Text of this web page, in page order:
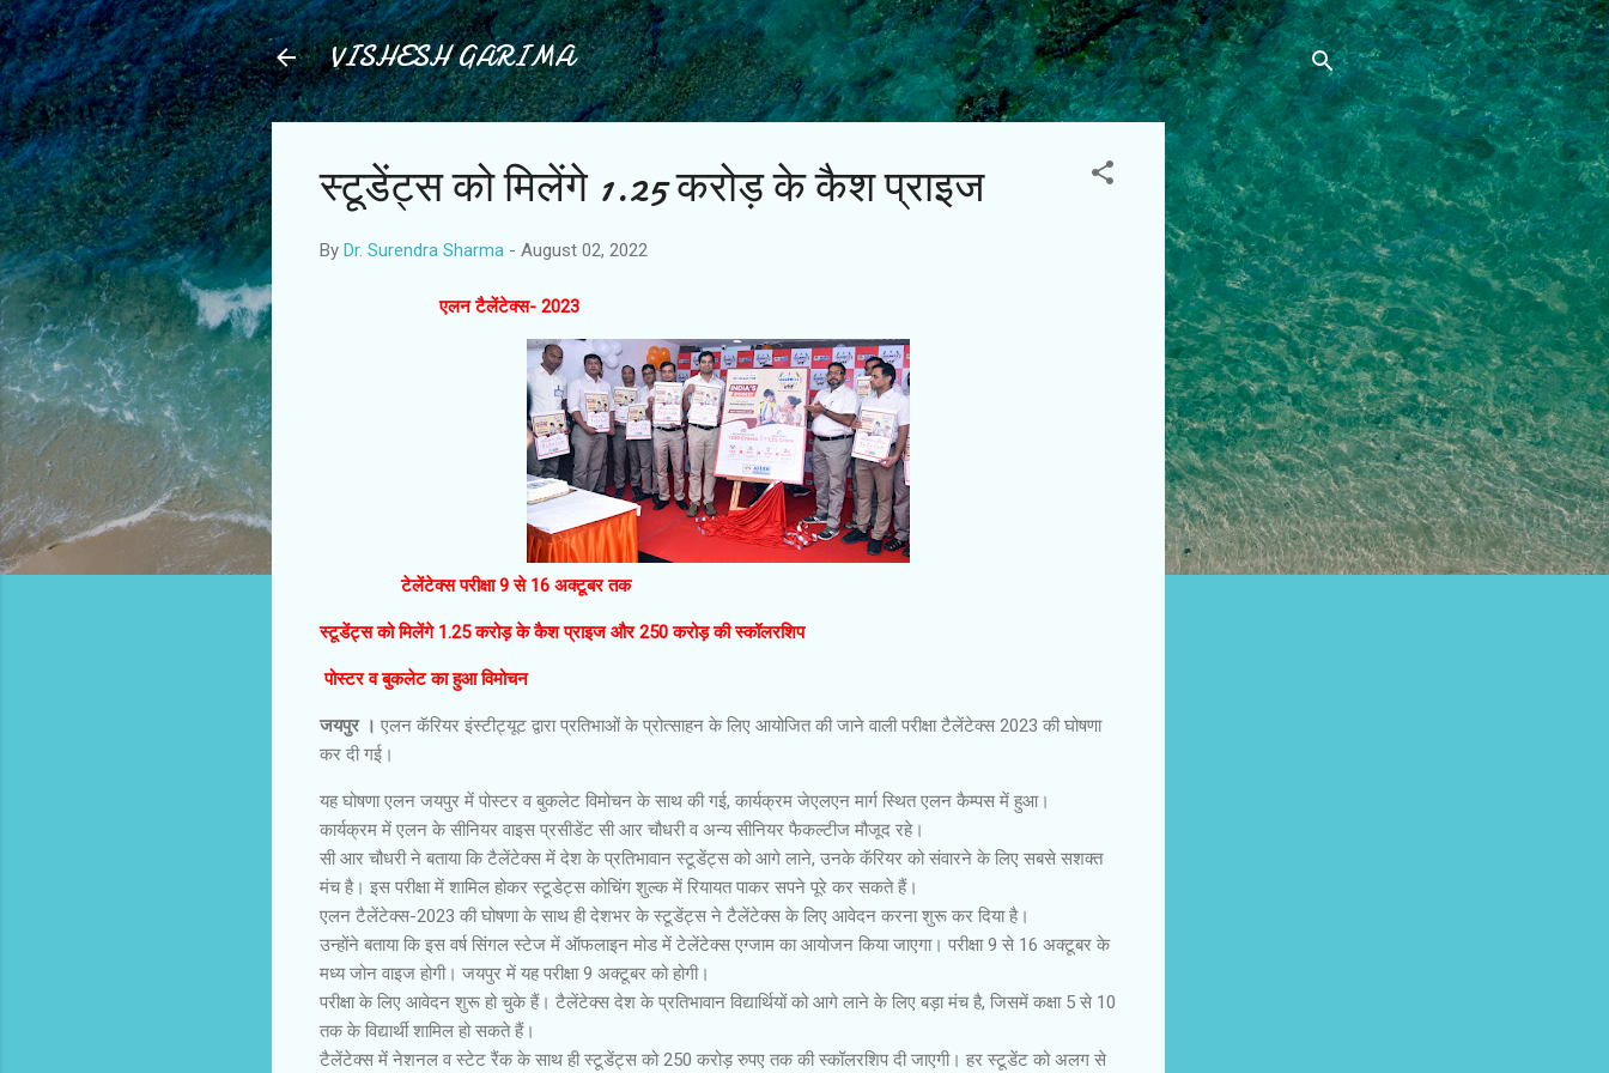
Skip to main content
VISHESH GARIMA
स्टूडेंट्स को मिलेंगे 1.25 करोड़ के कैश प्राइज
By Dr. Surendra Sharma - August 02, 2022
एलन टैलेंटेक्स- 2023
टेलेंटेक्स परीक्षा 9 से 16 अक्टूबर तक
स्टूडेंट्स को मिलेंगे 1.25 करोड़ के कैश प्राइज और 250 करोड़ की स्कॉलरशिप
पोस्टर व बुकलेट का हुआ विमोचन
जयपुर । एलन कॅरियर इंस्टीट्यूट द्वारा प्रतिभाओं के प्रोत्साहन के लिए आयोजित की जाने वाली परीक्षा टैलेंटेक्स 2023 की घोषणा
कर दी गई।
यह घोषणा एलन जयपुर में पोस्टर व बुकलेट विमोचन के साथ की गई, कार्यक्रम जेएलएन मार्ग स्थित एलन कैम्पस में हुआ।
कार्यक्रम में एलन के सीनियर वाइस प्रसीडेंट सी आर चौधरी व अन्य सीनियर फैकल्टीज मौजूद रहे।
सी आर चौधरी ने बताया कि टैलेंटेक्स में देश के प्रतिभावान स्टूडेंट्स को आगे लाने, उनके कॅरियर को संवारने के लिए सबसे सशक्त
मंच है। इस परीक्षा में शामिल होकर स्टूडेट्स कोचिंग शुल्क में रियायत पाकर सपने पूरे कर सकते हैं।
एलन टैलेंटेक्स-2023 की घोषणा के साथ ही देशभर के स्टूडेंट्स ने टैलेंटेक्स के लिए आवेदन करना शुरू कर दिया है।
उन्होंने बताया कि इस वर्ष सिंगल स्टेज में ऑफलाइन मोड में टेलेंटेक्स एग्जाम का आयोजन किया जाएगा। परीक्षा 9 से 16 अक्टूबर के
मध्य जोन वाइज होगी। जयपुर में यह परीक्षा 9 अक्टूबर को होगी।
परीक्षा के लिए आवेदन शुरू हो चुके हैं। टैलेंटेक्स देश के प्रतिभावान विद्यार्थियों को आगे लाने के लिए बड़ा मंच है, जिसमें कक्षा 5 से 10
तक के विद्यार्थी शामिल हो सकते हैं।
टैलेंटेक्स में नेशनल व स्टेट रैंक के साथ ही स्टूडेंट्स को 250 करोड़ रुपए तक की स्कॉलरशिप दी जाएगी। हर स्टूडेंट को अलग से